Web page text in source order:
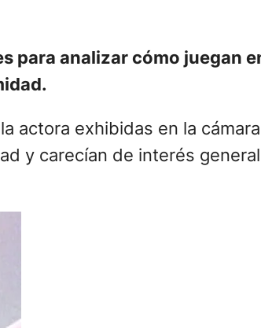
para analizar cómo juegan
actora exhibidas en la
y carecían de interés